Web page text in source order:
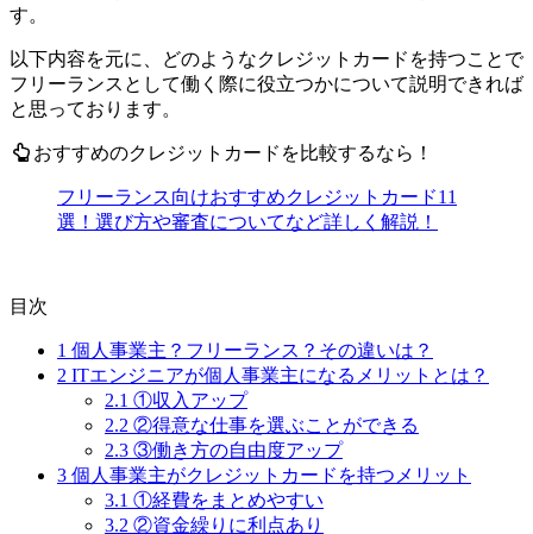
す。
以下内容を元に、どのようなクレジットカードを持つことで
フリーランスとして働く際に役立つかについて説明できれば
と思っております。
おすすめのクレジットカードを比較するなら！
フリーランス向けおすすめクレジットカード11
選！選び方や審査についてなど詳しく解説！
目次
1 個人事業主？フリーランス？その違いは？
2 ITエンジニアが個人事業主になるメリットとは？
2.1 ①収入アップ
2.2 ②得意な仕事を選ぶことができる
2.3 ③働き方の自由度アップ
3 個人事業主がクレジットカードを持つメリット
3.1 ①経費をまとめやすい
3.2 ②資金繰りに利点あり